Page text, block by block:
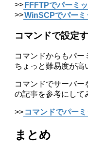
>>FFFTPでパーミ
>>WinSCPでパー
コマンドで設定
コマンドからもパー
ちょっと難易度が高
コマンドでサーバ
の記事を参考にして
>> コマンドでパー
まとめ